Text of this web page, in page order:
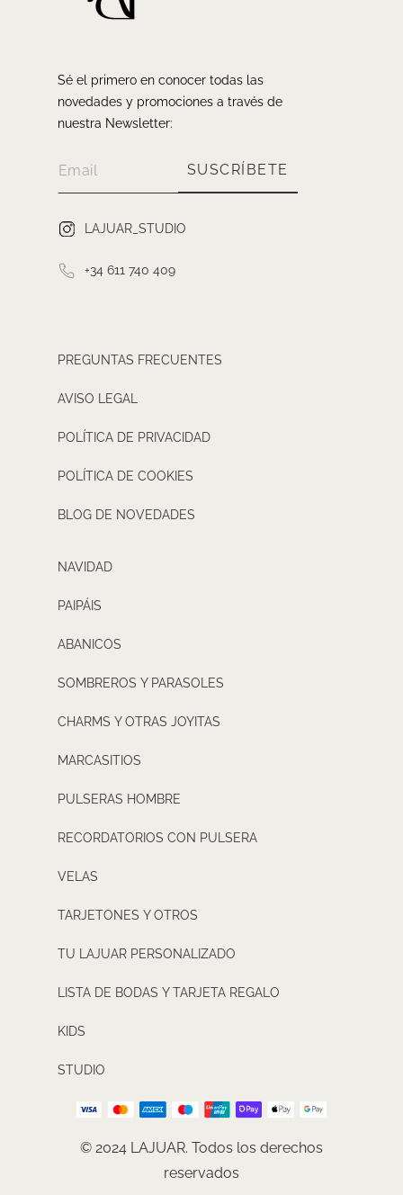
Sé el primero en conocer todas las
novedades y promociones a través de
nuestra Newsletter:
SUSCRÍBETE
LAJUAR_STUDIO
+34 611 740 409
PREGUNTAS FRECUENTES
AVISO LEGAL
POLÍTICA DE PRIVACIDAD
POLÍTICA DE COOKIES
BLOG DE NOVEDADES
NAVIDAD
PAIPÁIS
ABANICOS
SOMBREROS Y PARASOLES
CHARMS Y OTRAS JOYITAS
MARCASITIOS
PULSERAS HOMBRE
RECORDATORIOS CON PULSERA
VELAS
TARJETONES Y OTROS
TU LAJUAR PERSONALIZADO
LISTA DE BODAS Y TARJETA REGALO
KIDS
STUDIO
© 2024 LAJUAR. Todos los derechos
reservados